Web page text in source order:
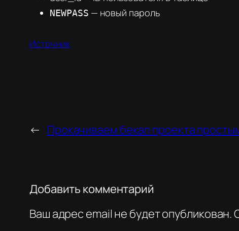
NEWPASS — новый пароль
Источник
← Прокачиваем бекап проекта
Добавить комментарий
Ваш адрес email не будет опубликован.